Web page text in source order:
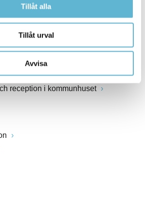
Tillåt alla
Tillåt urval
Avvisa
reception i kommunhuset